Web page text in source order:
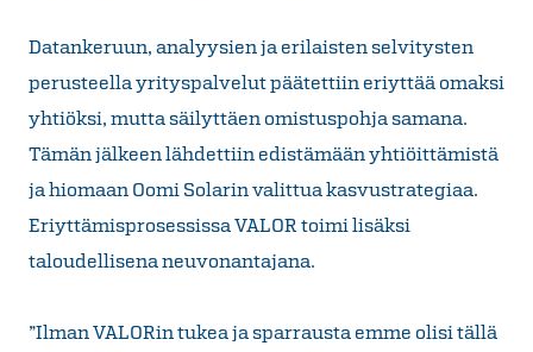
Datankeruun, analyysien ja erilaisten selvitysten
perusteella yrityspalvelut päätettiin eriyttää omaksi
yhtiöksi, mutta säilyttäen omistuspohja samana.
Tämän jälkeen lähdettiin edistämään yhtiöittämistä
ja hiomaan Oomi Solarin valittua kasvustrategiaa.
Eriyttämisprosessissa VALOR toimi lisäksi
taloudellisena neuvonantajana.
”Ilman VALORin tukea ja sparrausta emme olisi tällä